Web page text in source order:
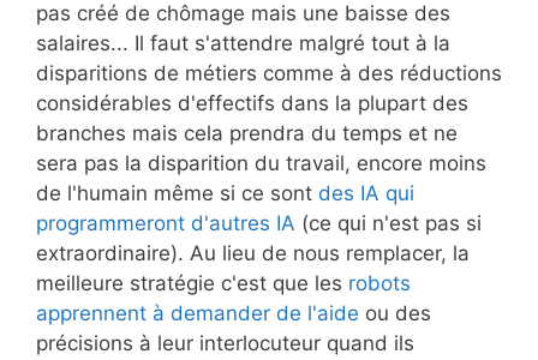
pas créé de chômage mais une baisse des
salaires... Il faut s'attendre malgré tout à la
disparitions de métiers comme à des réductions
considérables d'effectifs dans la plupart des
branches mais cela prendra du temps et ne
sera pas la disparition du travail, encore moins
de l'humain même si ce sont des IA qui
programmeront d'autres IA (ce qui n'est pas si
extraordinaire). Au lieu de nous remplacer, la
meilleure stratégie c'est que les robots
apprennent à demander de l'aide ou des
précisions à leur interlocuteur quand ils